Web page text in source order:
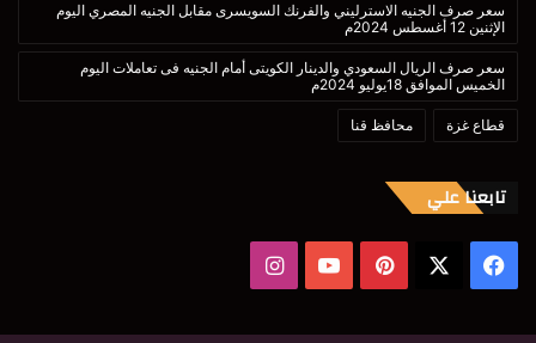
سعر صرف الجنيه الاسترليني والفرنك السويسرى مقابل الجنيه المصري اليوم
الإثنين 12 أغسطس 2024م
سعر صرف الريال السعودي والدينار الكويتى أمام الجنيه فى تعاملات اليوم
الخميس الموافق 18يوليو 2024م
قطاع غزة محافظ قنا
تابعنا علي
فيسبوك بينتيريست‫YouTube